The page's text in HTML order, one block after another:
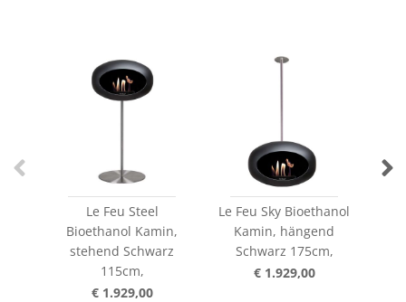
Le Feu Steel
Bioethanol Kamin,
stehend Schwarz
115cm,
€ 1.929,00
Le Feu Sky Bioethanol
Kamin, hängend
Schwarz 175cm,
€ 1.929,00